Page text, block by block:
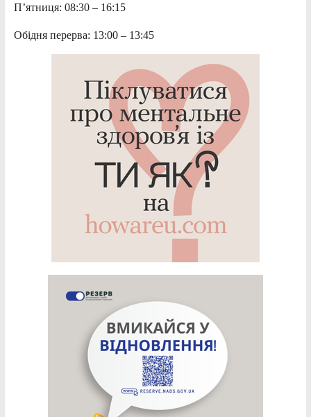
П’ятниця: 08:30 – 16:15
Обідня перерва: 13:00 – 13:45